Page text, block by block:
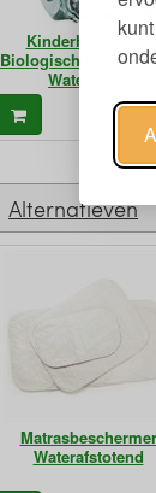
Kinderhoeslaken
Biologisch
Watercolor
Alternatieven
Matrasbeschermer
Waterafstotend